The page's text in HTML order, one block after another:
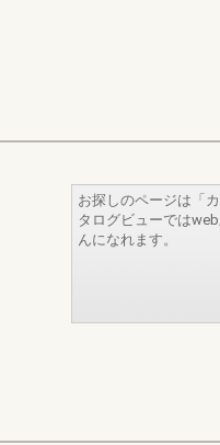
お探しのページは「
タログビューでは
んになれます。